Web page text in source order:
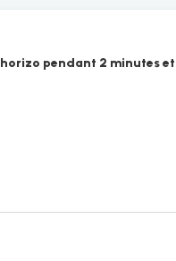
pendant 2 minutes